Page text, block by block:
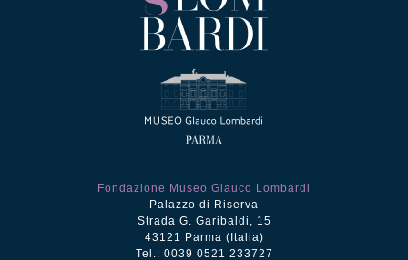
Fondazione Museo Glauco Lombardi
Palazzo di Riserva
Strada G. Garibaldi, 15
43121 Parma (Italia)
Tel.: 0039 0521 233727